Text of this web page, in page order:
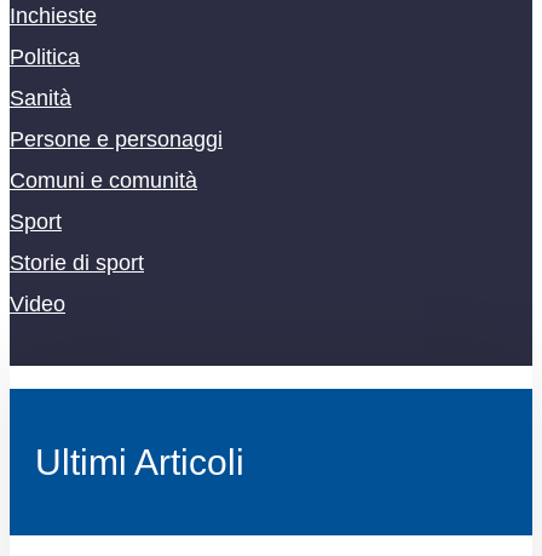
Inchieste
Politica
Sanità
Persone e personaggi
Comuni e comunità
Sport
Storie di sport
Video
Ultimi Articoli